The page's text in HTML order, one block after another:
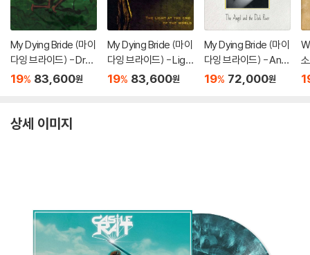
My Dying Bride (마이
다잉 브라이드) - Drea
dful Hours [투명 컬러
19% 83,600원
My Dying Bride (마이
다잉 브라이드) - Ligh
t At End Of World [투
19% 83,600원
My Dying Bride (마이
다잉 브라이드) - Ang
el & Dark River [투명
19% 72,000원
상세 이미지